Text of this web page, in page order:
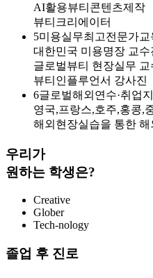
AI활용뷰티콘텐츠제작
뷰티크리에이터
5미용실무최고전문가교
대한민국 미용명장 교수
글로벌뷰티 현장실무 교
뷰티인플루언서 강사진
6글로벌해외연수·취업
영국,프랑스,호주,홍콩,
해외현장실습을 통한 해
우리가
원하는 학생은?
Creative
Glober
Tech-nology
졸업 후 진로